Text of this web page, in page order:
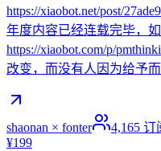
https://xiaobot.net/post/
年度内容已经连载完毕，
https://xiaobot.com/p/
改变，而没有人因为给予而
shaonan × fonter 4,165 订
¥199